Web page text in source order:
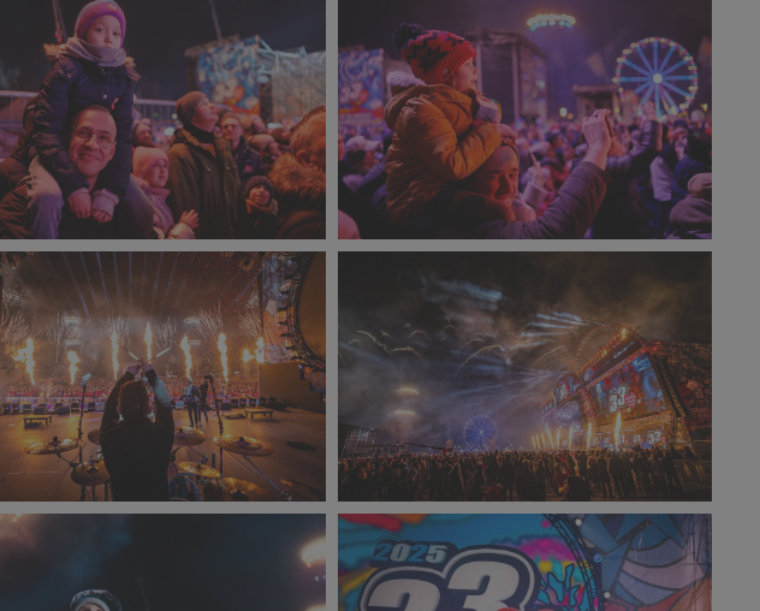
5_small_1600x1066.jpg
KB
33F_Marcin_Zielinski_-4_small_1600x1066.jpg
33F_Pawel_Krupka-
5126_small_1600x1066.jpg
737 KB